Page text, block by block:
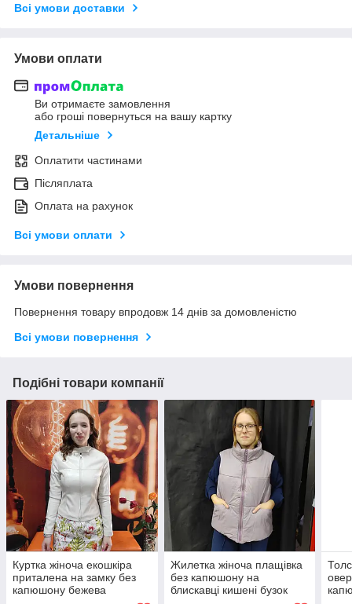
Всі умови доставки
Умови оплати
Ви отримаєте замовлення
або гроші повернуться на вашу картку
Детальніше
Оплатити частинами
Післяплата
Оплата на рахунок
Всі умови оплати
Умови повернення
Повернення товару впродовж 14 днів за домовленістю
Всі умови повернення
Подібні товари компанії
Куртка жіноча екошкіра
приталена на замку без
капюшону бежева
Жилетка жіноча плащівка
без капюшону на
блискавці кишені бузок